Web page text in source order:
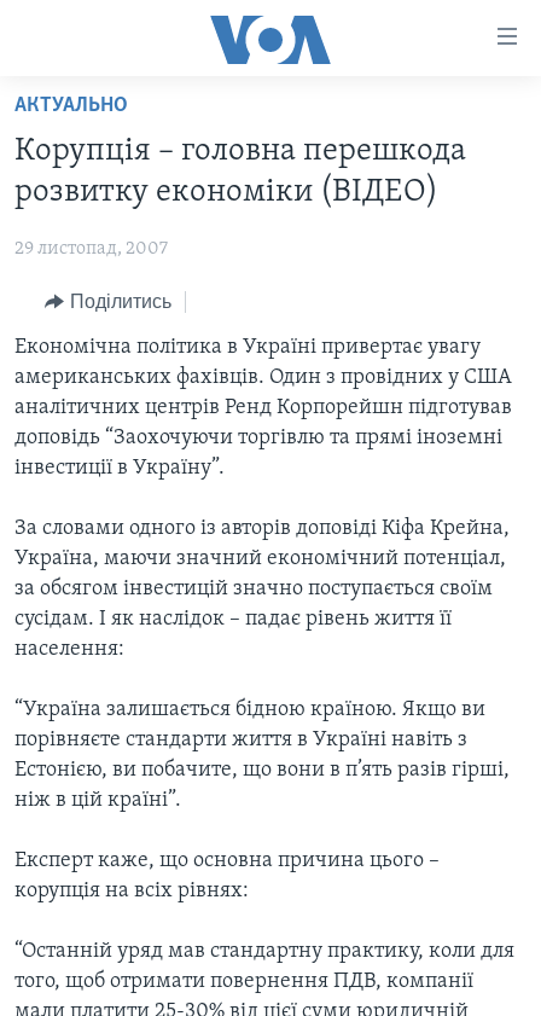
Перейти
матеріалу
Перейти
до
меню
Перейти
до
Пошуку
АКТУАЛЬНО
США
УКРАЇНА
ВІЙНА - ЦЕ ОСОБИСТЕ
УКРАЇНЦІ У СВІТІ
НАУКА
ЗДОРОВ'Я
КУЛЬТУРА
СУСПІЛЬСТВО
ЕКОНОМІКА
ІСТОРІЇ УСПІХУ УКРАЇНЦІВ
АНАЛІТИКА
ПОЛІТИКА В США
АДМІНІСТРАЦІЯ ПРЕЗИДЕНТА ТРАМПА: ПЕРШІ 100
УКРАЇНЦІ В АМЕРИЦІ
УКРАЇНА
ІНТЕРВ'Ю
ВІДЕО
ТЕЛЕПРОГРАМИ
ЧАС-TIME
СТУДІЯ ВАШИНГТОН
ВІКНО В АМЕРИКУ
ПРАЙМ-ТАЙМ
ENGLISH
Learning English
МИ В СОЦМЕРЕЖАХ
Мови
АКТУАЛЬНО
Корупція – головна перешкода
розвитку економіки (ВІДЕО)
29 листопад, 2007
Поділитись
Економічна політика в Україні привертає увагу
американських фахівців. Один з провiдних у США
аналітичних центрiв Ренд Корпорейшн підготував
доповідь “Заохочуючи торгівлю та прямі іноземні
інвестиції в Україну”.
За словами одного із авторів доповіді Кіфа Крейна,
Україна, маючи значний економічний потенціал,
за обсягом інвестицій значно поступається своїм
сусідам. І як наслідок – падає рівень життя її
населення:
“Україна залишається бідною країною. Якщо ви
порівняєте стандарти життя в Україні навіть з
Естонією, ви побачите, що вони в п’ять разів гірші,
ніж в цій країні”.
Експерт каже, що основна причина цього –
корупція на всіх рівнях:
“Останній уряд мав стандартну практику, коли для
того, щоб отримати повернення ПДВ, компанії